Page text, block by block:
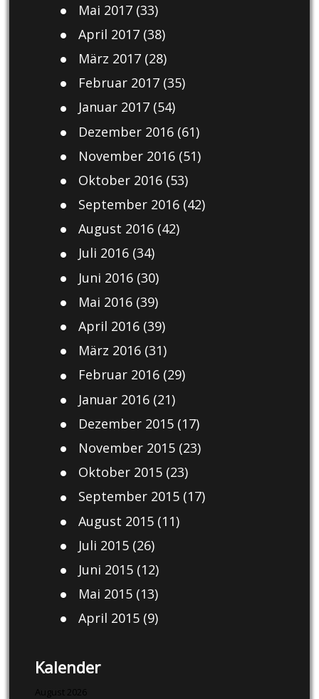
Mai 2017(33)
April 2017(38)
März 2017(28)
Februar 2017(35)
Januar 2017(54)
Dezember 2016(61)
November 2016(51)
Oktober 2016(53)
September 2016(42)
August 2016(42)
Juli 2016(34)
Juni 2016(30)
Mai 2016(39)
April 2016(39)
März 2016(31)
Februar 2016(29)
Januar 2016(21)
Dezember 2015(17)
November 2015(23)
Oktober 2015(23)
September 2015(17)
August 2015(11)
Juli 2015(26)
Juni 2015(12)
Mai 2015(13)
April 2015(9)
Kalender
August 2026